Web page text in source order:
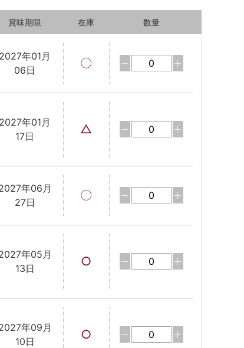
賞味期限 在庫 数量
2027年01月
06日
〇
2027年01月
17日
△
年06月
27日
〇
年05月
13日
○
年09月
10日
○